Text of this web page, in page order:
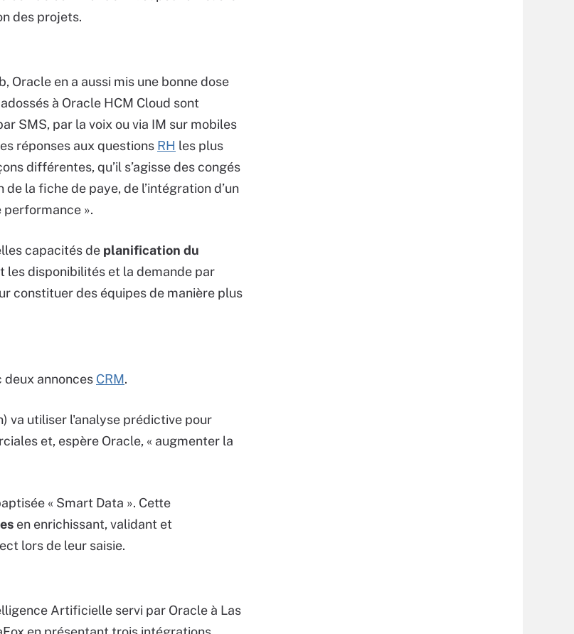
des projets.
Oracle en a aussi mis une bonne dose
à Oracle HCM Cloud sont
SMS, par la voix ou via IM sur mobiles
réponses aux questions RH les plus
différentes, qu’il s’agisse des congés
la fiche de paye, de l’intégration d’un
performance ».
capacités de planification du
les disponibilités et la demande par
constituer des équipes de manière plus
deux annonces CRM.
va utiliser l'analyse prédictive pour
et, espère Oracle, « augmenter la
« Smart Data ». Cette
en enrichissant, validant et
lors de leur saisie.
Artificielle servi par Oracle à Las